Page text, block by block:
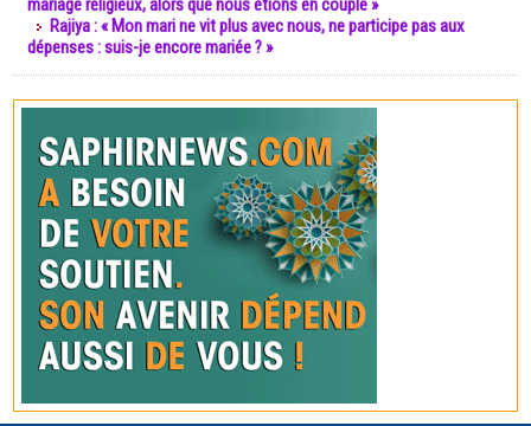
mariage religieux, alors que nous étions en couple »
Rajiya : « Mon mari ne vit plus avec nous, ne participe pas aux
dépenses : suis-je encore mariée ? »